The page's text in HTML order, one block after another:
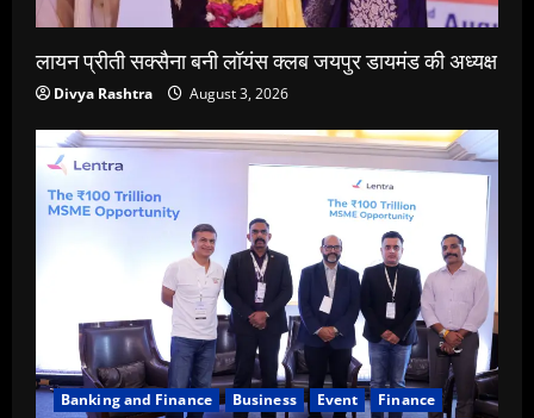
लायन प्रीती सक्सैना बनी लॉयंस क्लब जयपुर डायमंड की अध्यक्ष
Divya Rashtra August 3, 2026
Banking and Finance Business Event
Finance